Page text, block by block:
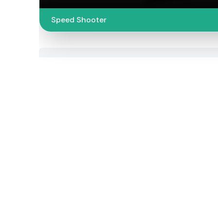
Speed Shooter